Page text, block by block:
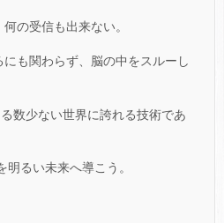
の受信も出来ない。
も関わらず、脳の中をスルーし
数少ない世界に誇れる技術であ
るい未来へ導こう。